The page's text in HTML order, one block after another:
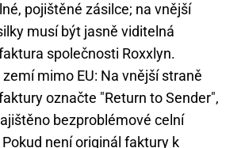
pojištěné zásilce; na vnější
musí být jasně viditelná
společnosti Roxxlyn.
mimo EU: Na vnější straně
označte "Return to Sender",
bezproblémové celní
není originál faktury k